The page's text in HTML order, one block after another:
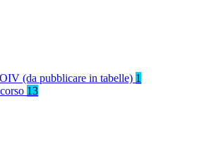
OIV (da pubblicare in tabelle) 1
13